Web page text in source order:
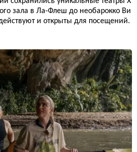
зала в Ла-Флеш до необарокко Ви
и открыты для посещений.